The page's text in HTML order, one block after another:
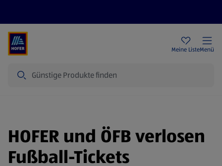
Meine ListeMenü
HOFER und ÖFB verlosen
Fußball-Tickets